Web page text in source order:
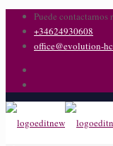
Puede contactarnos
+34624930608
office@evolution-